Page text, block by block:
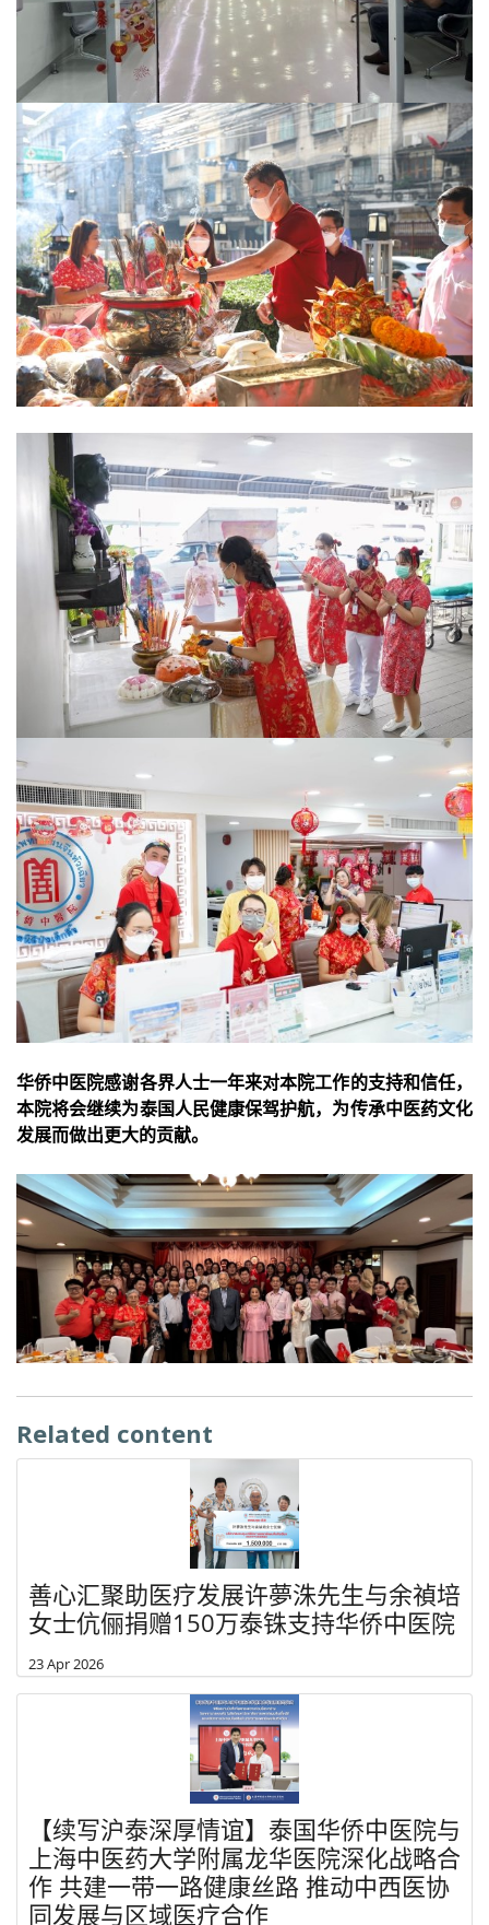
华侨中医院感谢各界人士一年来对本院工作的支持和信任，
本院将会继续为泰国人民健康保驾护航，为传承中医药文化
发展而做出更大的贡献。
Related content
善心汇聚助医疗发展许夢洙先生与余禎培
女士伉俪捐赠150万泰铢支持华侨中医院
23 Apr 2026
【续写沪泰深厚情谊】泰国华侨中医院与
上海中医药大学附属龙华医院深化战略合
作 共建一带一路健康丝路 推动中西医协
同发展与区域医疗合作